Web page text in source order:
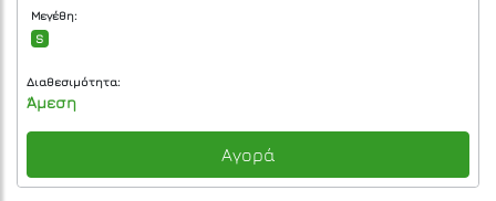
Μεγέθη:
S
Διαθεσιμότητα:
Άμεση
Αγορά